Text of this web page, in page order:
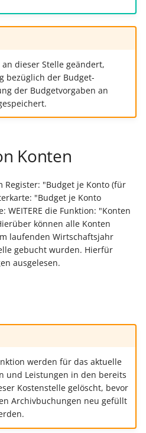
dieser Stelle geändert,
bezüglich der Budget-
der Budgetvorgaben an
Konten
Register: "Budget je Konto (für
"Budget je Konto
WEITERE die Funktion: "Konten
können alle Konten
laufenden Wirtschaftsjahr
gebucht wurden. Hierfür
ausgelesen.
werden für das aktuelle
und Leistungen in den bereits
Kostenstelle gelöscht, bevor
Archivbuchungen neu gefüllt
Globale Einstellungen
Regeln (Sonstige/
Mandantenregeln)
Zertifikatsverwaltung
Protokoll
Rohstoffkurse
-
das Einfügen von
Artikelanlagen
Regel-Anweisungsart:
Position kopieren
Befehl senden
Interne E-Mail senden
Regel-Anweisungsart
Datensatz immer neu
erstellen / ändern /
Regel-Anweisungsart:
Ereignis-Protokoll
Mandantenregel:
Sofortnachricht bei
Tageswechsel
Streckengeschäft
Frachtgruppen-
Unterstützung allgemein
Tabellen
Verschiedene
Auswertungen -
Verschiedene Werte
Differenzbesteuerung
§ 25a
(D)
anpassen
GKV-Monatsmeldung
Sofortmeldungen
Betriebsaufgabe
Firmenwagen-Rechner
eBay-
eBay-Produktkatalog
nutzen